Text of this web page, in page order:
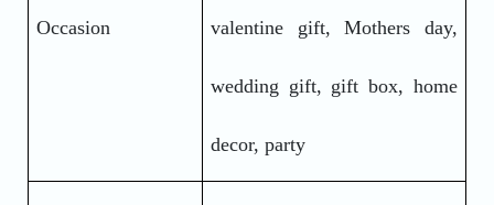
Occasion valentine gift, Mothers day,
wedding gift, gift box, home
decor, party